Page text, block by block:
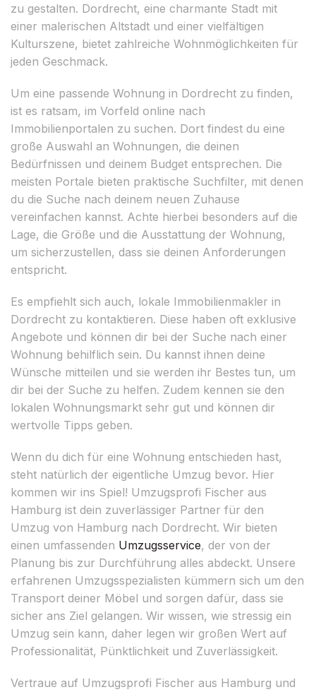
zu gestalten. Dordrecht, eine charmante Stadt mit
einer malerischen Altstadt und einer vielfältigen
Kulturszene, bietet zahlreiche Wohnmöglichkeiten für
jeden Geschmack.
Um eine passende Wohnung in Dordrecht zu finden,
ist es ratsam, im Vorfeld online nach
Immobilienportalen zu suchen. Dort findest du eine
große Auswahl an Wohnungen, die deinen
Bedürfnissen und deinem Budget entsprechen. Die
meisten Portale bieten praktische Suchfilter, mit denen
du die Suche nach deinem neuen Zuhause
vereinfachen kannst. Achte hierbei besonders auf die
Lage, die Größe und die Ausstattung der Wohnung,
um sicherzustellen, dass sie deinen Anforderungen
entspricht.
Es empfiehlt sich auch, lokale Immobilienmakler in
Dordrecht zu kontaktieren. Diese haben oft exklusive
Angebote und können dir bei der Suche nach einer
Wohnung behilflich sein. Du kannst ihnen deine
Wünsche mitteilen und sie werden ihr Bestes tun, um
dir bei der Suche zu helfen. Zudem kennen sie den
lokalen Wohnungsmarkt sehr gut und können dir
wertvolle Tipps geben.
Wenn du dich für eine Wohnung entschieden hast,
steht natürlich der eigentliche Umzug bevor. Hier
kommen wir ins Spiel! Umzugsprofi Fischer aus
Hamburg ist dein zuverlässiger Partner für den
Umzug von Hamburg nach Dordrecht. Wir bieten
einen umfassenden Umzugsservice, der von der
Planung bis zur Durchführung alles abdeckt. Unsere
erfahrenen Umzugsspezialisten kümmern sich um den
Transport deiner Möbel und sorgen dafür, dass sie
sicher ans Ziel gelangen. Wir wissen, wie stressig ein
Umzug sein kann, daher legen wir großen Wert auf
Professionalität, Pünktlichkeit und Zuverlässigkeit.
Vertraue auf Umzugsprofi Fischer aus Hamburg und